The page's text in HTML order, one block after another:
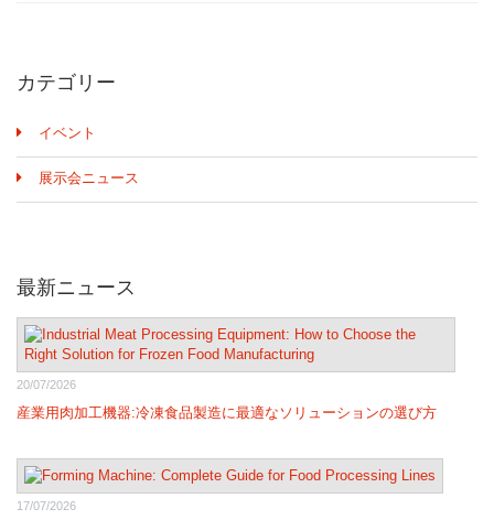
カテゴリー
イベント
展示会ニュース
最新ニュース
20/07/2026
産業用肉加工機器:冷凍食品製造に最適なソリューションの選び方
17/07/2026